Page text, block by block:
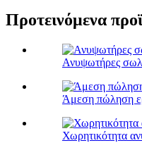
Προτεινόμενα
Ανυψωτήρες
Άμεση πώληση
Χωρητικότητα